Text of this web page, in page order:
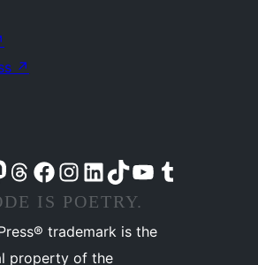
↗
へ Threads アカウントへ Facebook ページへ Instagram アカウントへ LinkedIn アカウントへTikTok アカウントへ YouTube チャンネルへ Tumblr アカウントへ
IS POETRY.
trademark is the
property of the